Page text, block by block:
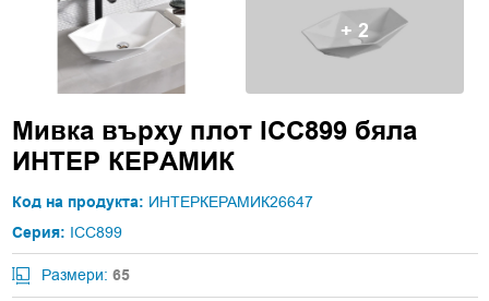
+ 2
Мивка върху плот ICC899 бяла
ИНТЕР КЕРАМИК
Код на продукта: ИНТЕРКЕРАМИК26647
Серия: ICC899
Размери: 65